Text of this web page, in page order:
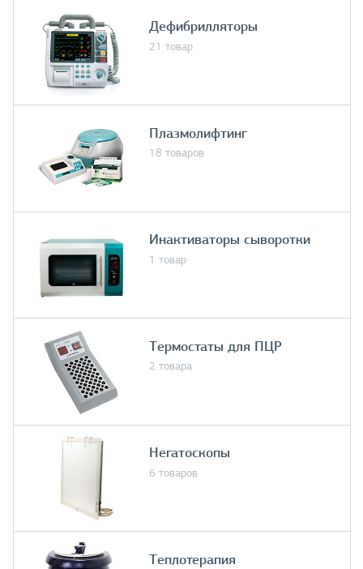
Дефибрилляторы
21 товар
Плазмолифтинг
18 товаров
Инактиваторы сыворотки
1 товар
Термостаты для ПЦР
2 товара
Негатоскопы
6 товаров
Теплотерапия